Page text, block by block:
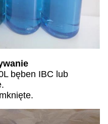
bęben IBC lub